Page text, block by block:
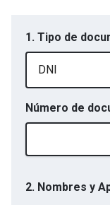
1. Tipo de
DNI
Número de
2. Nombres y